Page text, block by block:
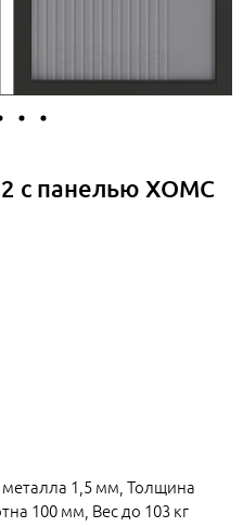
с панелью ХОМС
металла 1,5 мм, Толщина
100 мм, Вес до 103 кг